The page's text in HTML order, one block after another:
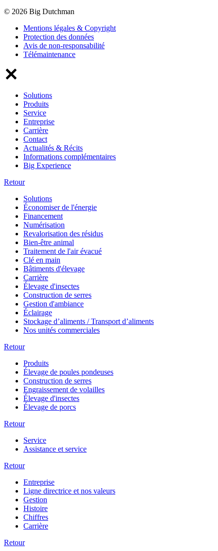
© 2026 Big Dutchman
Mentions légales & Copyright
Protection des données
Avis de non-responsabilité
Télémaintenance
Solutions
Produits
Service
Entreprise
Carrière
Contact
Actualités & Récits
Informations complémentaires
Big Experience
Retour
Solutions
Économiser de l'énergie
Financement
Numérisation
Revalorisation des résidus
Bien-être animal
Traitement de l'air évacué
Clé en main
Bâtiments d'élevage
Carrière
Élevage d'insectes
Construction de serres
Gestion d'ambiance
Éclairage
Stockage d’aliments / Transport d’aliments
Nos unités commerciales
Retour
Produits
Élevage de poules pondeuses
Construction de serres
Engraissement de volailles
Élevage d'insectes
Élevage de porcs
Retour
Service
Assistance et service
Retour
Entreprise
Ligne directrice et nos valeurs
Gestion
Histoire
Chiffres
Carrière
Retour